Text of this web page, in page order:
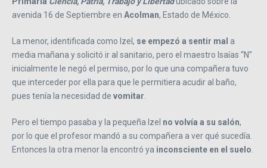
avenida 16 de Septiembre en Acolman, Estado de México.
La menor, identificada como Izel, se empezó a sentir mal a
media mañana y solicitó ir al sanitario, pero el maestro Isaías “N”
inicialmente le negó el permiso, por lo que una compañera tuvo
que interceder por ella para que le permitiera acudir al baño,
pues tenía la necesidad de vomitar
Pero el tiempo pasaba y la pequeña Izel no volvía a su salón,
por lo que el profesor mandó a su compañera a ver qué sucedía.
Entonces la otra menor la encontró ya inconsciente en el suelo